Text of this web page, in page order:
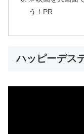
う！PR
ハッピーデス